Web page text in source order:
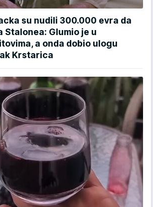
su nudili 300.000 evra da
Stalonea: Glumio je u
a onda dobio ulogu
Krstarica